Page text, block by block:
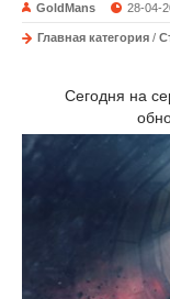
GoldMans 28-04-
Главная категория /
Сегодня на